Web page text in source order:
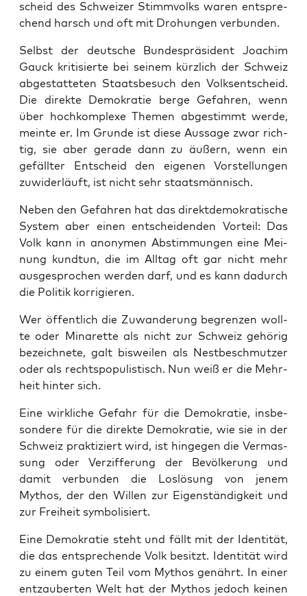
scheid des Schwei­zer Stimm­volks waren ent­spre­
chend harsch und oft mit Dro­hun­gen verbunden.
Selbst der deut­sche Bun­des­prä­si­dent Joa­chim
Gauck kri­ti­sier­te bei sei­nem kürz­lich der Schweiz
abge­stat­te­ten Staats­be­such den Volks­ent­scheid.
Die direk­te Demo­kra­tie ber­ge Gefah­ren, wenn
über hoch­kom­ple­xe The­men abge­stimmt wer­de,
mein­te er. Im Grun­de ist die­se Aus­sa­ge zwar rich­
tig, sie aber gera­de dann zu äußern, wenn ein
gefäll­ter Ent­scheid den eige­nen Vor­stel­lun­gen
zuwi­der­läuft, ist nicht sehr staatsmännisch.
Neben den Gefah­ren hat das direkt­de­mo­kra­ti­sche
Sys­tem aber einen ent­schei­den­den Vor­teil: Das
Volk kann in anony­men Abstim­mun­gen eine Mei­
nung kund­tun, die im All­tag oft gar nicht mehr
aus­ge­spro­chen wer­den darf, und es kann dadurch
die Poli­tik korrigieren.
Wer öffent­lich die Zuwan­de­rung begren­zen woll­
te oder Mina­ret­te als nicht zur Schweiz gehö­rig
bezeich­ne­te, galt bis­wei­len als Nest­be­schmut­zer
oder als rechts­po­pu­lis­tisch. Nun weiß er die Mehr­
heit hin­ter sich.
Eine wirk­li­che Gefahr für die Demo­kra­tie, ins­be­
son­de­re für die direk­te Demo­kra­tie, wie sie in der
Schweiz prak­ti­ziert wird, ist hin­ge­gen die Ver­mas­
sung oder Ver­zif­fe­rung der Bevöl­ke­rung und
damit ver­bun­den die Los­lö­sung von jenem
Mythos, der den Wil­len zur Eigen­stän­dig­keit und
zur Frei­heit symbolisiert.
Eine Demo­kra­tie steht und fällt mit der Iden­ti­tät,
die das ent­spre­chen­de Volk besitzt. Iden­ti­tät wird
zu einem guten Teil vom Mythos genährt. In einer
ent­zau­ber­ten Welt hat der Mythos jedoch kei­nen